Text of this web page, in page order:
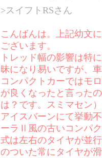
>スイフトRSさん
こんばんは。上記幼文
ございます。
トレッド幅の影響は特
昧になり易いですが、
コンパクトカーではモ
が良くなったと言った
は？です。スミマセン）
アイスバーンにて挙動
ーラⅡ風の古いコンパ
式は左右のタイヤが並
のついた常にタイヤが